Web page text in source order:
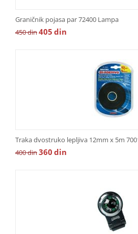
Graničnik pojasa par 72400 Lampa
450din405 din
Traka dvostruko lepljiva 12mm x 5m
400din360 din